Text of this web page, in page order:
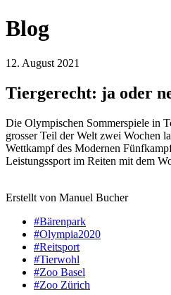
Blog
12. August 2021
Tiergerecht: ja oder
Die Olympischen Sommerspiele in
grosser Teil der Welt zwei Wochen
Wettkampf des Modernen
Leistungssport im Reiten mit dem
Erstellt von Manuel Bucher
#Bärenpark
#Olympia2020
#Reitsport
#Tierwohl
#Zoo Basel
#Zoo Zürich